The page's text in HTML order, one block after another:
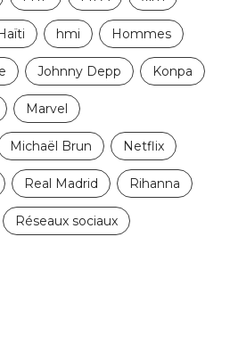
hmi Hommes
Johnny Depp Konpa
Marvel
Michaël Brun Netflix
Real Madrid Rihanna
Réseaux sociaux